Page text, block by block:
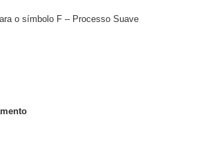
o símbolo F – Processo Suave